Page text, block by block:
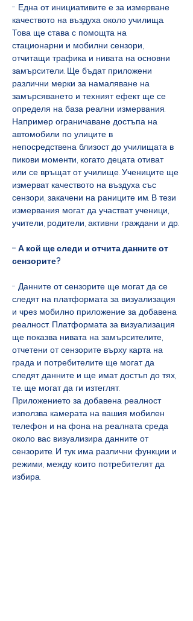
- Една от инициативите е за измерване
качеството на въздуха около училища.
Това ще става с помощта на
стационарни и мобилни сензори,
отчитащи трафика и нивата на основни
замърсители. Ще бъдат приложени
различни мерки за намаляване на
замърсяването и техният ефект ще се
определя на база реални измервания.
Например ограничаване достъпа на
автомобили по улиците в
непосредствена близост до училищата в
пикови моменти, когато децата отиват
или се връщат от училище. Учениците ще
измерват качеството на въздуха със
сензори, закачени на раниците им. В тези
измервания могат да участват ученици,
учители, родители, активни граждани и др.
- А кой ще следи и отчита данните от
сензорите?
- Данните от сензорите ще могат да се
следят на платформата за визуализация
и чрез мобилно приложение за добавена
реалност. Платформата за визуализация
ще показва нивата на замърсителите,
отчетени от сензорите върху карта на
града и потребителите ще могат да
следят данните и ще имат достъп до тях,
т.е. ще могат да ги изтеглят.
Приложението за добавена реалност
използва камерата на вашия мобилен
телефон и на фона на реалната среда
около вас визуализира данните от
сензорите. И тук има различни функции и
режими, между които потребителят да
избира.